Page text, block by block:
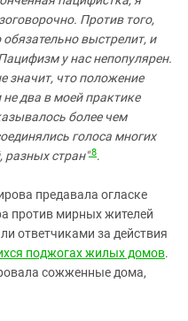
Против того,
выстрелит, и
у нас непопулярен.
значит, что положение
два в моей практике
более чем
голоса многих
разных стран"8.
предавала огласке
против мирных жителей
ответчиками за действия
поджогах жилых домов.
сожженные дома,